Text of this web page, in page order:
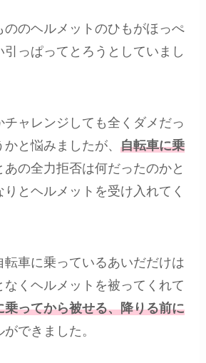
ののヘルメットのひもがほっぺ
っぱってとろうとしていまし
チャレンジしても全くダメだっ
かと悩みましたが、自転車に乗
あの全力拒否は何だったのかと
とヘルメットを受け入れてく
転車に乗っているあいだだけは
なくヘルメットを被ってくれて
乗ってから被せる、降りる前に
できました。